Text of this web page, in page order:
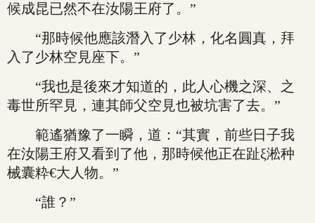
候成昆已然不在汝陽王府了。”
“那時候他應該潛入了少林，化名圓真，拜
入了少林空見座下。”
“我也是後來才知道的，此人心機之深、之
毒世所罕見，連其師父空見也被坑害了去。”
範遙猶豫了一瞬，道：“其實，前些日子我
在汝陽王府又看到了他，那時候他正在趾ξ淞种
械囊粋€大人物。”
“誰？”